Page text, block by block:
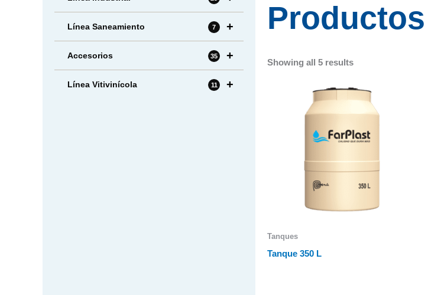
+
Línea Saneamiento 7
+
Accesorios 35
+
Línea Vitivinícola 11
Productos
Showing all 5 results
Tanques
Tanque 350 L